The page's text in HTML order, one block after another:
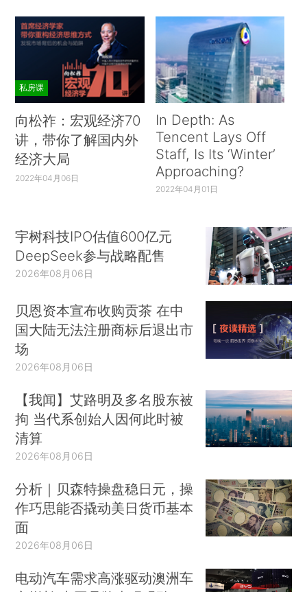
私房课
向松祚：宏观经济70
讲，带你了解国内外
经济大局
2022年04月06日
In Depth: As
Tencent Lays Off
Staff, Is Its ‘Winter’
Approaching?
2022年04月01日
宇树科技IPO估值600亿元
DeepSeek参与战略配售
2026年08月06日
贝恩资本宣布收购贡茶 在中
国大陆无法注册商标后退出市
场
2026年08月06日
【我闻】艾路明及多名股东被
拘 当代系创始人因何此时被
清算
2026年08月06日
分析｜贝森特操盘稳日元，操
作巧思能否撬动美日货币基本
面
2026年08月06日
电动汽车需求高涨驱动澳洲车